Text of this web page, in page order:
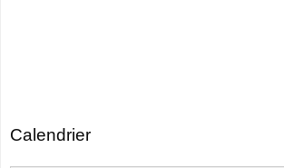
Calendrier